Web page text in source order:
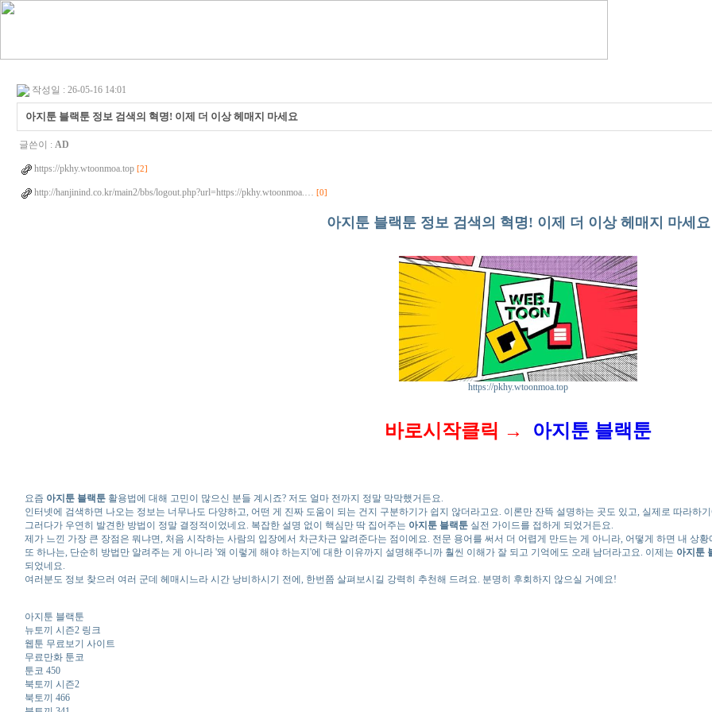
작성일 : 26-05-16 14:01
아지툰 블랙툰 정보 검색의 혁명! 이제 더 이상 헤매지 마세요
글쓴이 : AD
https://pkhy.wtoonmoa.top [2]
http://hanjinind.co.kr/main2/bbs/logout.php?url=https://pkhy.wtoonmoa.… [0]
아지툰 블랙툰 정보 검색의 혁명! 이제 더 이상 헤매지 마세요
https://pkhy.wtoonmoa.top
바로시작클릭 → 아지툰 블랙툰
요즘 아지툰 블랙툰활용법에 대해 고민이 많으신 분들 계시죠? 저도 얼마 전까지 정말 막막했거든요.
인터넷에 검색하면 나오는 정보는 너무나도 다양하고, 어떤 게 진짜 도움이 되는 건지 구분하기가 쉽지 않더라고요. 이론만 잔뜩 설명하는 곳도 있고, 실제로 따라하
그러다가 우연히 발견한 방법이 정말 결정적이었네요. 복잡한 설명 없이 핵심만 딱 집어주는 아지툰 블랙툰실전 가이드를 접하게 되었거든요.
제가 느낀 가장 큰 장점은 뭐냐면, 처음 시작하는 사람의 입장에서 차근차근 알려준다는 점이에요. 전문 용어를 써서 더 어렵게 만드는 게 아니라, 어떻게 하면 내 상
또 하나는, 단순히 방법만 알려주는 게 아니라 '왜 이렇게 해야 하는지'에 대한 이유까지 설명해주니까 훨씬 이해가 잘 되고 기억에도 오래 남더라고요. 이제는 아지툰
되었네요.
여러분도 정보 찾으러 여러 군데 헤매시느라 시간 낭비하시기 전에, 한번쯤 살펴보시길 강력히 추천해 드려요. 분명히 후회하지 않으실 거예요!
아지툰 블랙툰
뉴토끼 시즌2 링크
웹툰 무료보기 사이트
무료만화 툰코
툰코 450
북토끼 시즌2
북토끼 466